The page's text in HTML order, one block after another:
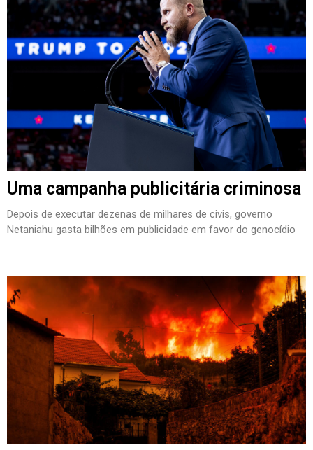
Uma campanha publicitária criminosa
Depois de executar dezenas de milhares de civis, governo
Netaniahu gasta bilhões em publicidade em favor do genocídio